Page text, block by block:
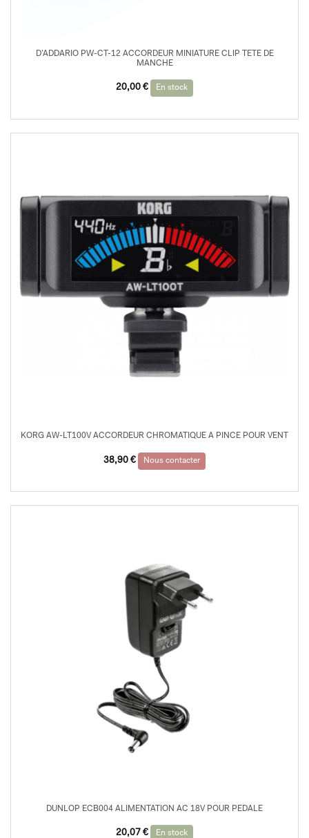
D’ADDARIO PW-CT-12 ACCORDEUR MINIATURE CLIP TETE DE
MANCHE
20,00 € En stock
KORG AW-LT100V ACCORDEUR CHROMATIQUE A PINCE POUR VENT
38,90 € Nous contacter
DUNLOP ECB004 ALIMENTATION AC 18V POUR PEDALE
20,07 € En stock